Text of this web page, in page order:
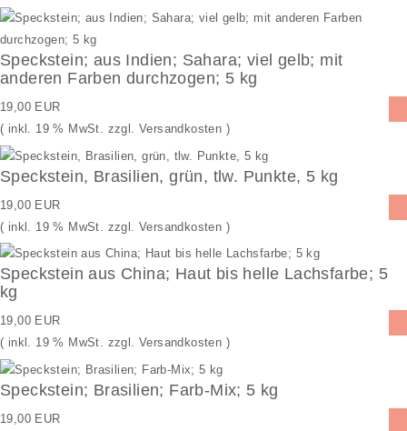
Speckstein; aus Indien; Sahara; viel gelb; mit
anderen Farben durchzogen; 5 kg
19,00 EUR
( inkl. 19 % MwSt. zzgl. Versandkosten )
Speckstein, Brasilien, grün, tlw. Punkte, 5 kg
19,00 EUR
( inkl. 19 % MwSt. zzgl. Versandkosten )
Speckstein aus China; Haut bis helle Lachsfarbe; 5
kg
19,00 EUR
( inkl. 19 % MwSt. zzgl. Versandkosten )
Speckstein; Brasilien; Farb-Mix; 5 kg
19,00 EUR